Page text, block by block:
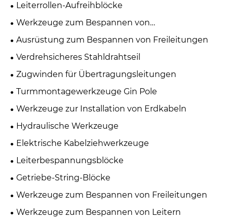
Leiterrollen-Aufreihblöcke
Werkzeuge zum Bespannen von
Übertragungsleitungen
Ausrüstung zum Bespannen von Freileitungen
Verdrehsicheres Stahldrahtseil
Zugwinden für Übertragungsleitungen
Turmmontagewerkzeuge Gin Pole
Werkzeuge zur Installation von Erdkabeln
Hydraulische Werkzeuge
Elektrische Kabelziehwerkzeuge
Leiterbespannungsblöcke
Getriebe-String-Blöcke
Werkzeuge zum Bespannen von Freileitungen
Werkzeuge zum Bespannen von Leitern